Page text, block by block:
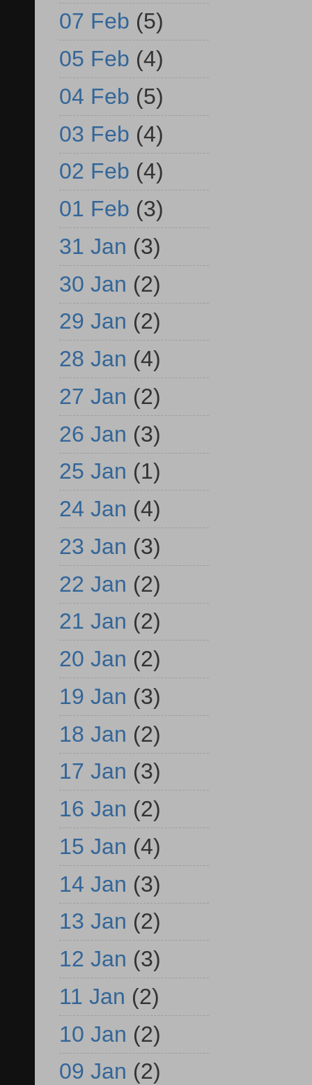
07 Feb (5)
05 Feb (4)
04 Feb (5)
03 Feb (4)
02 Feb (4)
01 Feb (3)
31 Jan (3)
30 Jan (2)
29 Jan (2)
28 Jan (4)
27 Jan (2)
26 Jan (3)
25 Jan (1)
24 Jan (4)
23 Jan (3)
22 Jan (2)
21 Jan (2)
20 Jan (2)
19 Jan (3)
18 Jan (2)
17 Jan (3)
16 Jan (2)
15 Jan (4)
14 Jan (3)
13 Jan (2)
12 Jan (3)
11 Jan (2)
10 Jan (2)
09 Jan (2)